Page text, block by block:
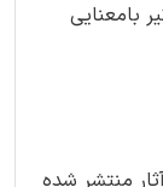
بامعنایی
منتشر شده